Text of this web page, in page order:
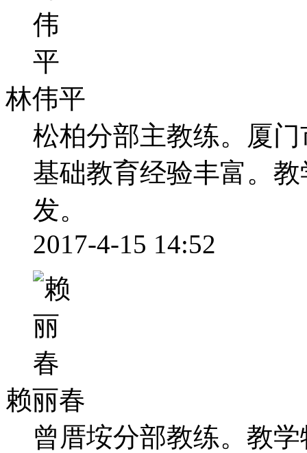
林伟平
松柏分部主教练。厦
基础教育经验丰富。
发。
2017-4-15 14:52
赖丽春
曾厝垵分部教练。教